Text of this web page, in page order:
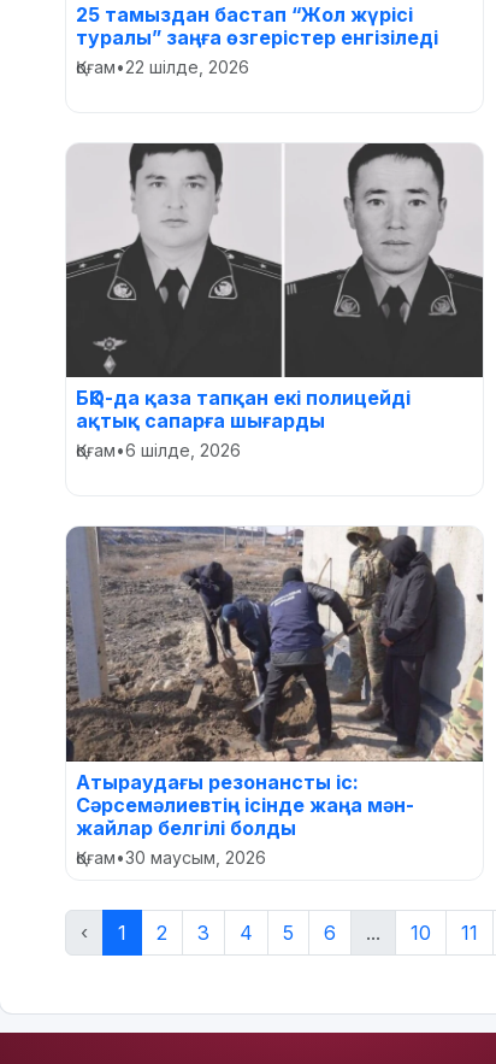
25 тамыздан бастап “Жол жүрісі
туралы” заңға өзгерістер енгізіледі
Қоғам•22 шілде, 2026
БҚО-да қаза тапқан екі полицейді
ақтық сапарға шығарды
Қоғам•6 шілде, 2026
Атыраудағы резонансты іс:
Сәрсемәлиевтің ісінде жаңа мән-
жайлар белгілі болды
Қоғам•30 маусым, 2026
‹ 1 2 3 4 5 6 ... 10 11